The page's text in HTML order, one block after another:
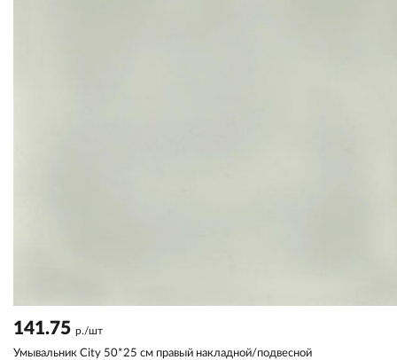
141.75 р./шт
Умывальник City 50*25 см правый накладной/подвесной